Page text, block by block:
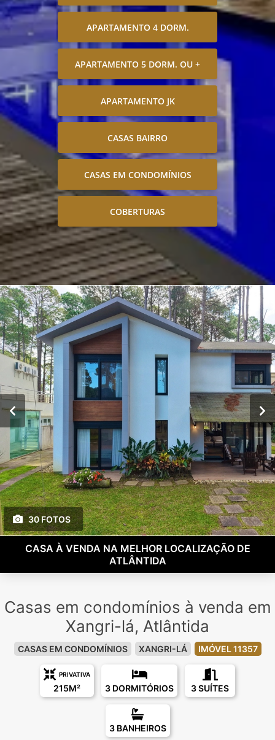
APARTAMENTO 4 DORM.
APARTAMENTO 5 DORM. OU +
APARTAMENTO JK
CASAS BAIRRO
CASAS EM CONDOMÍNIOS
COBERTURAS
30 FOTOS
CASA À VENDA NA MELHOR LOCALIZAÇÃO DE
ATLÂNTIDA
Casas em condomínios à venda em
Xangri-lá, Atlântida
CASAS EM CONDOMÍNIOS XANGRI-LÁ IMÓVEL 11357
PRIVATIVA
215M² 3 DORMITÓRIOS 3 SUÍTES
3 BANHEIROS